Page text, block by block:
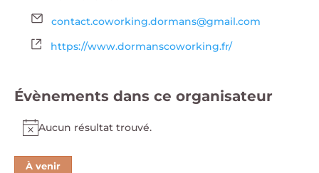
Email
contact.coworking.dormans@gmail.com
Site
https://www.dormanscoworking.fr/
Évènements dans ce organisateur
Notice
Aucun résultat trouvé.
À venir